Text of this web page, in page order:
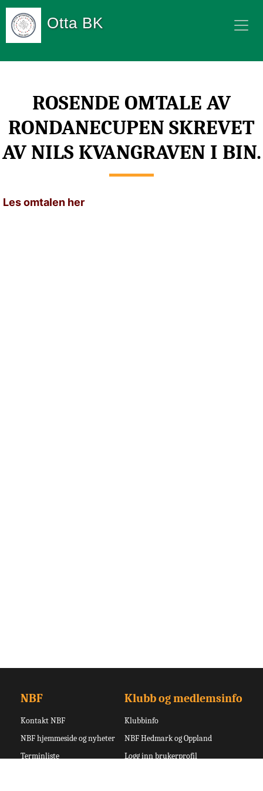
Otta BK
ROSENDE OMTALE AV
RONDANECUPEN SKREVET
AV NILS KVANGRAVEN I BIN.
Les omtalen her
NBF
Kontakt NBF
NBF hjemmeside og nyheter
Terminliste
Klubb og medlemsinfo
Klubbinfo
NBF Hedmark og Oppland
Logg inn brukerprofil